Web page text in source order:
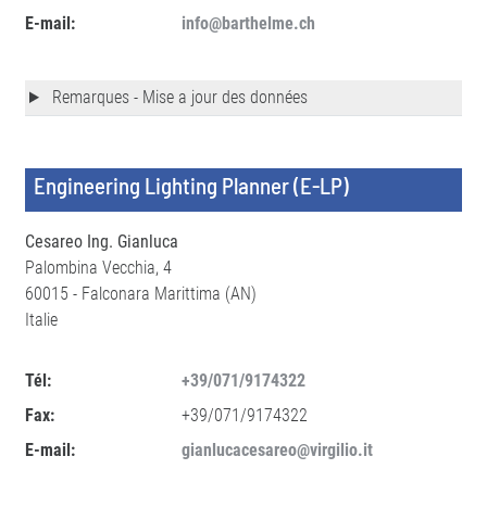
E-mail:
info@barthelme.ch
Remarques - Mise a jour des données
Engineering Lighting Planner (E-LP)
Cesareo Ing. Gianluca
Palombina Vecchia, 4
60015 - Falconara Marittima (AN)
Italie
Tél:
+39/071/9174322
Fax:
+39/071/9174322
E-mail:
gianlucacesareo@virgilio.it